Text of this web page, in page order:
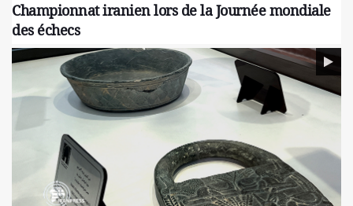
Championnat iranien lors de la Journée mondiale
des échecs